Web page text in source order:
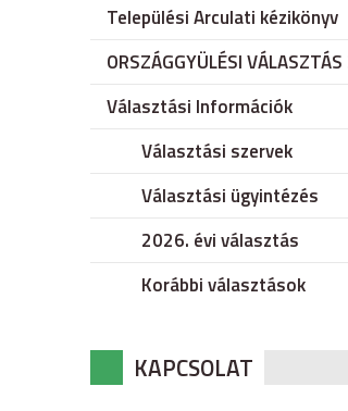
Települési Arculati kézikönyv
ORSZÁGGYÜLÉSI
Választási Információk
Választási szervek
Választási ügyintézés
2026. évi választás
Korábbi választások
KAPCSOLAT